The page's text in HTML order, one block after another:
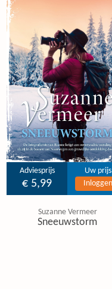
Adviesprijs
€ 5,99
Uw prijs
Inloggen
Suzanne Vermeer
Sneeuwstorm